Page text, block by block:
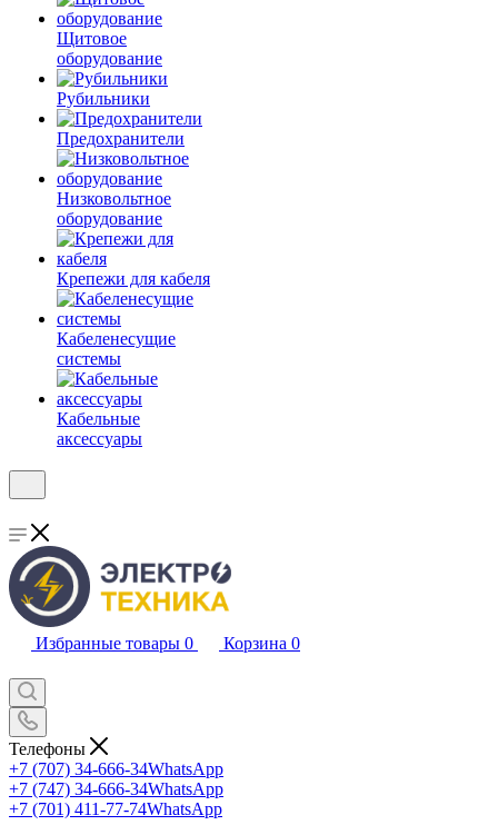
Щитовое
оборудование
Рубильники
Предохранители
Низковольтное
оборудование
Крепежи для кабеля
Кабеленесущие
системы
Кабельные
аксессуары
Избранные товары 0 Корзина 0
Телефоны
+7 (707) 34-666-34WhatsApp
+7 (747) 34-666-34WhatsApp
+7 (701) 411-77-74WhatsApp